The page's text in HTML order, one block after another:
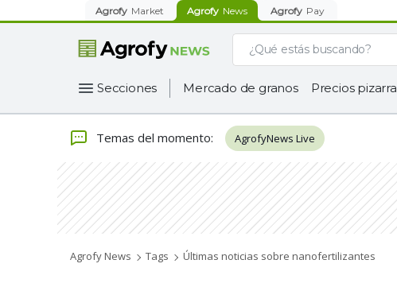
Agrofy Market Agrofy News Agrofy Pay
Secciones Mercado de granos Precios pizarra
Temas del momento: AgrofyNews Live
Agrofy News Tags Últimas noticias sobre nanofertilizantes